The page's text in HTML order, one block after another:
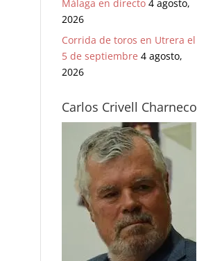
Málaga en directo 4 agosto,
2026
Corrida de toros en Utrera el
5 de septiembre 4 agosto,
2026
Carlos Crivell Charneco